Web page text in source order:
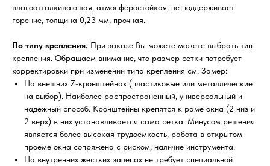
влагоотталкивающая, атмосферостойкая, не поддерживает
горение, толщина 0,23 мм, прочная.
По типу крепления. При заказе Вы можете можете выбрать тип
крепления. Обращаем внимание, что размер сетки потребует
корректировки при изменении типа крепления см. Замер:
На внешних Z-кронштейнах (пластиковые или металлические
на выбор). Наиболее распространенный, универсальный и
надежный способ. Кронштейны крепятся к раме окна (2 низ и
2 верх) в них устанавливается сама сетка. Минусом решения
является более высокая трудоемкость, работа в открытом
проеме окна сопряжена с риском, наличие инструмента.
На внутренних жестких зацепах не требует специальной